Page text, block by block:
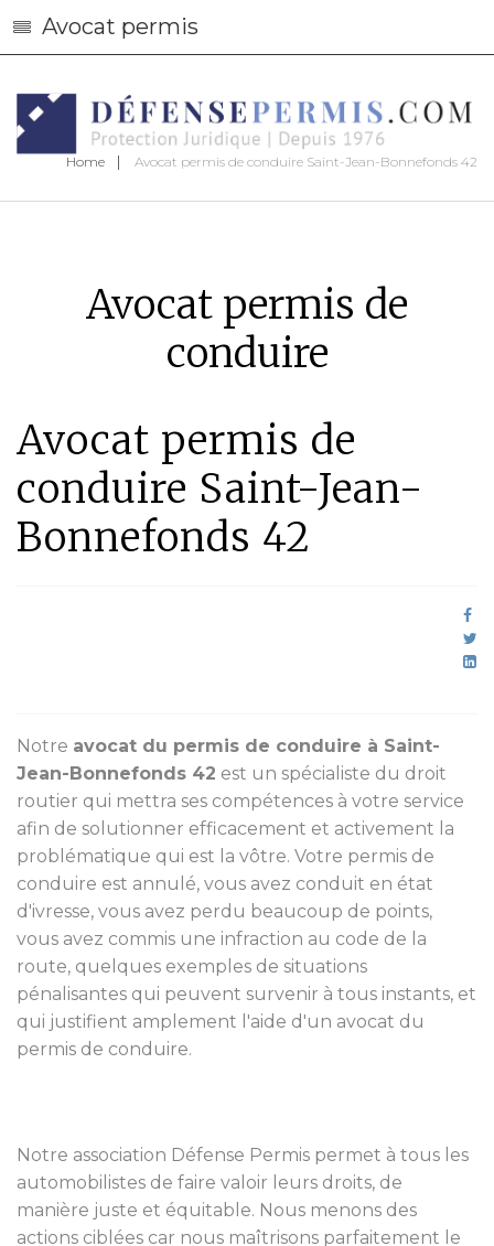
Avocat permis
Home Avocat permis de conduire Saint-Jean-Bonnefonds 42
Avocat permis de
conduire
Avocat permis de
conduire Saint-Jean-
Bonnefonds 42
Notre avocat du permis de conduire à Saint-
Jean-Bonnefonds 42 est un spécialiste du droit
routier qui mettra ses compétences à votre service
afin de solutionner efficacement et activement la
problématique qui est la vôtre. Votre permis de
conduire est annulé, vous avez conduit en état
d'ivresse, vous avez perdu beaucoup de points,
vous avez commis une infraction au code de la
route, quelques exemples de situations
pénalisantes qui peuvent survenir à tous instants, et
qui justifient amplement l'aide d'un avocat du
permis de conduire.
Notre association Défense Permis permet à tous les
automobilistes de faire valoir leurs droits, de
manière juste et équitable. Nous menons des
actions ciblées car nous maîtrisons parfaitement le